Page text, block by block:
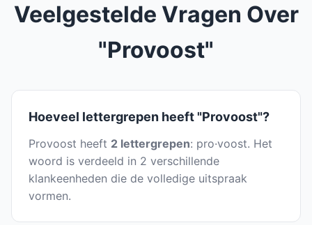
Veelgestelde Vragen Over
"Provoost"
Hoeveel lettergrepen heeft "Provoost"?
Provoost heeft 2 lettergrepen: pro·voost. Het
woord is verdeeld in 2 verschillende
klankeenheden die de volledige uitspraak
vormen.